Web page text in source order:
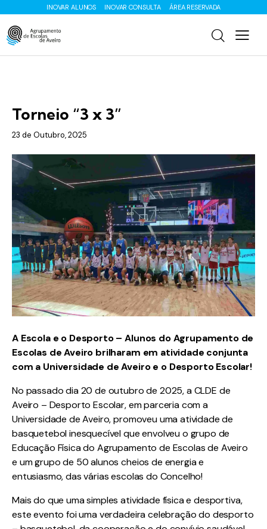
INOVAR ALUNOS INOVAR CONSULTA ÁREA RESERVADA
Torneio “3 x 3”
23 de Outubro, 2025
A Escola e o Desporto – Alunos do Agrupamento de
Escolas de Aveiro brilharam em atividade conjunta
com a Universidade de Aveiro e o Desporto Escolar!
No passado dia 20 de outubro de 2025, a CLDE de
Aveiro – Desporto Escolar, em parceria com a
Universidade de Aveiro, promoveu uma atividade de
basquetebol inesquecível que envolveu o grupo de
Educação Física do Agrupamento de Escolas de Aveiro
e um grupo de 50 alunos cheios de energia e
entusiasmo, das várias escolas do Concelho!
Mais do que uma simples atividade física e desportiva,
este evento foi uma verdadeira celebração do desporto